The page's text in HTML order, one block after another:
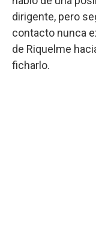
dirigente, pero
contacto nunca
de Riquelme
ficharlo.